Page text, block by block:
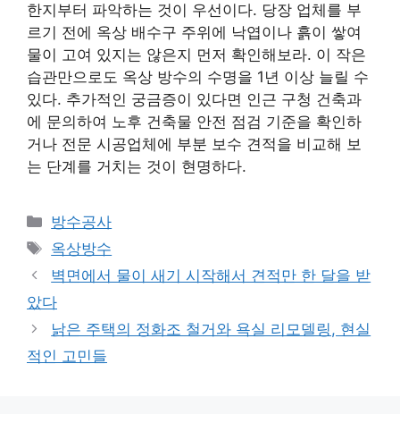
한지부터 파악하는 것이 우선이다. 당장 업체를 부
르기 전에 옥상 배수구 주위에 낙엽이나 흙이 쌓여
물이 고여 있지는 않은지 먼저 확인해보라. 이 작은
습관만으로도 옥상 방수의 수명을 1년 이상 늘릴 수
있다. 추가적인 궁금증이 있다면 인근 구청 건축과
에 문의하여 노후 건축물 안전 점검 기준을 확인하
거나 전문 시공업체에 부분 보수 견적을 비교해 보
는 단계를 거치는 것이 현명하다.
카
테
리
방수공사
태
그
옥상방수
벽면에서 물이 새기 시작해서 견적만 한 달을 받
았다
낡은 주택의 정화조 철거와 욕실 리모델링, 현실
적인 고민들